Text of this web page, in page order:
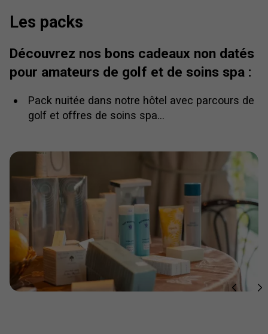
Les packs
Découvrez nos bons cadeaux non datés
pour amateurs de golf et de soins spa :
Pack nuitée dans notre hôtel avec parcours de
golf et offres de soins spa…